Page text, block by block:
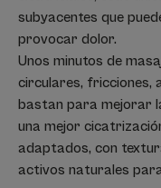
subyacentes que
provocar dolor.
Unos minutos de
circulares, fricciones,
bastan para mejorar
una mejor
adaptados, con
activos naturales